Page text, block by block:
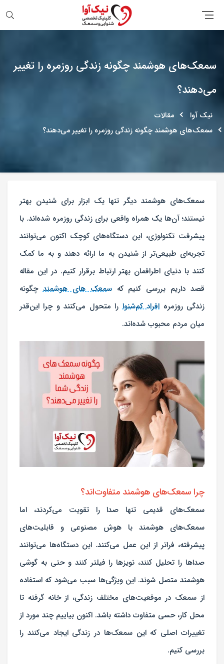
سمعک‌های هوشمند چگونه زندگی روزمره را تغییر
می‌دهند؟
نیک آوا
مقالات
سمعک‌های هوشمند چگونه زندگی روزمره را تغییر می‌دهند؟
سمعک‌های هوشمند دیگر تنها یک ابزار برای شنیدن بهتر
نیستند؛ آن‌ها یک همراه واقعی برای زندگی روزمره شده‌اند. با
پیشرفت تکنولوژی، این دستگاه‌های کوچک اکنون می‌توانند
تجربه‌ای طبیعی‌تر از شنیدن به ما ارائه دهند و به ما کمک
کنند با دنیای اطرافمان بهتر ارتباط برقرار کنیم. در این مقاله
قصد داریم بررسی کنیم کهسمعک‌ های هوشمندچگونه
زندگی روزمره افراد کم‌شنوارا متحول می‌کنند و چرا این‌قدر
میان مردم محبوب شده‌اند.
چرا سمعک‌های هوشمند متفاوت‌اند؟
سمعک‌های قدیمی تنها صدا را تقویت می‌کردند، اما
سمعک‌های هوشمند با هوش مصنوعی و قابلیت‌های
پیشرفته، فراتر از این عمل می‌کنند. این دستگاه‌ها می‌توانند
صداها را تحلیل کنند، نویزها را فیلتر کنند و حتی به گوشی
هوشمند متصل شوند. این ویژگی‌ها سبب می‌شود که استفاده
از سمعک در موقعیت‌های مختلف زندگی، از خانه گرفته تا
محل کار، حسی متفاوت داشته باشد. اکنون بیاییم چند مورد از
تغییرات اصلی که این سمعک‌ها در زندگی ایجاد می‌کنند را
بررسی کنیم.